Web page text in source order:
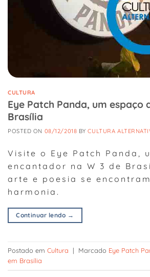
CULTURA
Eye Patch Panda, um espaço
Brasília
POSTED ON 08/12/2018 BYCULTURA
Visite o Eye Patch Panda,
encantador na W 3 de
arte e poesia se
harmonia.
Continuar lendo →
Postado em Cultura | Marcado Eye Patch
em Brasília